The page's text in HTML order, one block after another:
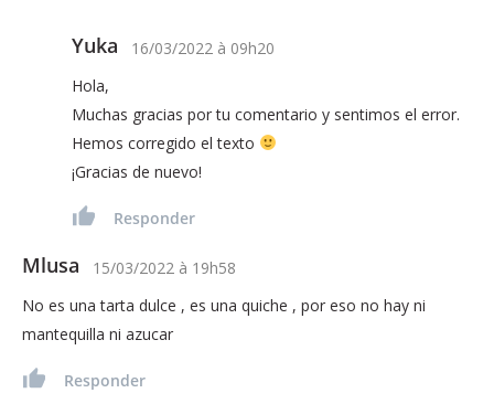
Yuka 16/03/2022 à 09h20
Hola,
Muchas gracias por tu comentario y sentimos el error.
Hemos corregido el texto
¡Gracias de nuevo!
Responder
Mlusa 15/03/2022 à 19h58
No es una tarta dulce , es una quiche , por eso no hay ni
mantequilla ni azucar
Responder